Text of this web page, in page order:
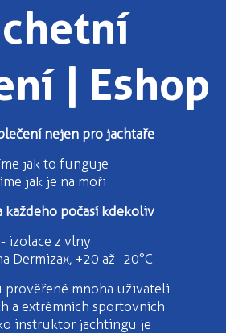
| Eshop
nejen pro jachtaře
jak to funguje
jak je na moři
každeho počasí kdekoliv
- izolace z vlny
Dermizax, +20 až -20°C
prověřené mnoha uživateli
a extrémních sportovních
instruktor jachtingu je